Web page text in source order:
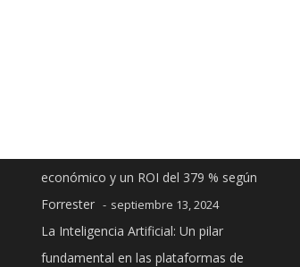
económico y un ROI del 379 % según
Forrester
septiembre 13, 2024
La Inteligencia Artificial: Un pilar
fundamental en las plataformas de